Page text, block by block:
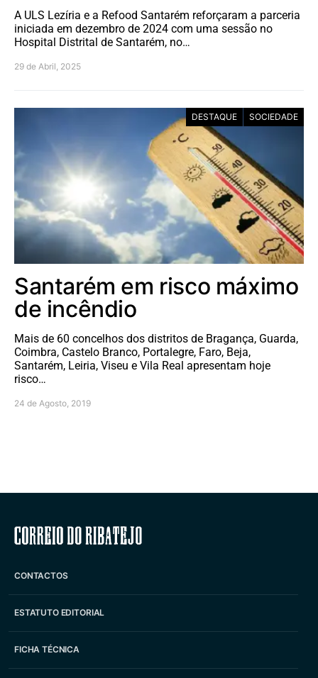
A ULS Lezíria e a Refood Santarém reforçaram a parceria
iniciada em dezembro de 2024 com uma sessão no
Hospital Distrital de Santarém, no…
29 de Abril, 2025
DESTAQUE SOCIEDADE
Santarém em risco máximo
de incêndio
Mais de 60 concelhos dos distritos de Bragança, Guarda,
Coimbra, Castelo Branco, Portalegre, Faro, Beja,
Santarém, Leiria, Viseu e Vila Real apresentam hoje
risco…
24 de Agosto, 2019
Correio do Ribatejo
CONTACTOS
ESTATUTO EDITORIAL
FICHA TÉCNICA